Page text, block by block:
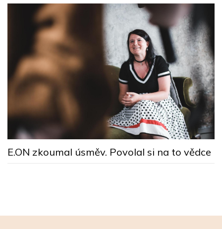
E.ON zkoumal úsměv. Povolal si na to vědce